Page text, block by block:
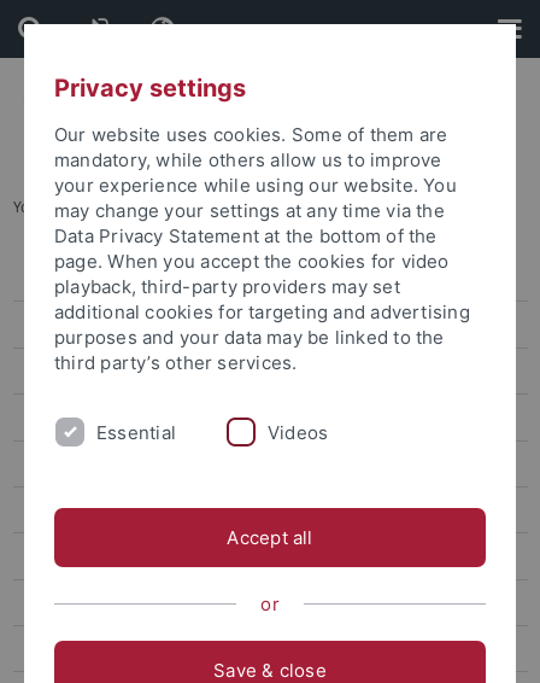
Skip
to
content
Skip
to
footer
You are here: Startseite ... Veranstaltungsberichte
Beratung zum Berufseinstieg
Career Service Chatbot
Web-Seminare
Workshops
Praktikum und Praxiserfahrung
Praxisportal - Job- und Praktikumsbörse
Berufswege - Berufsfelder
Screencasts - Berufsfelder
Privacy settings
Our website uses cookies. Some of them are
mandatory, while others allow us to improve
your experience while using our website. You
may change your settings at any time via the
Data Privacy Statement at the bottom of the
page. When you accept the cookies for video
playback, third-party providers may set
additional cookies for targeting and advertising
purposes and your data may be linked to the
third party’s other services.
Essential Videos
Accept all
or
Save & close